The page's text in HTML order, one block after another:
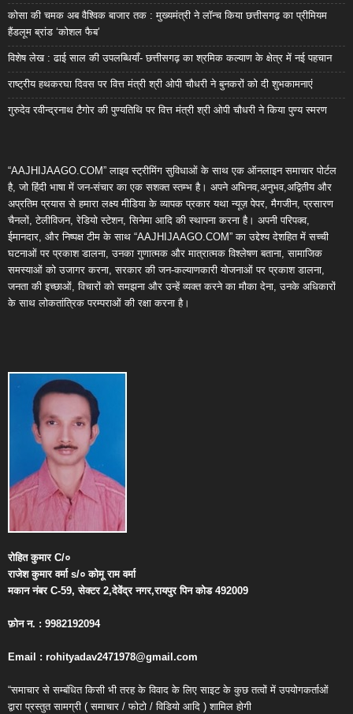
कोसा की चमक अब वैश्विक बाजार तक : मुख्यमंत्री ने लॉन्च किया छत्तीसगढ़ का प्रीमियम
हैंडलूम ब्रांड ‘कोशल फैब’
विशेष लेख : ढाई साल की उपलब्धियाँ- छत्तीसगढ़ का श्रमिक कल्याण के क्षेत्र में नई पहचान
राष्ट्रीय हथकरघा दिवस पर वित्त मंत्री श्री ओपी चौधरी ने बुनकरों को दी शुभकामनाएं
गुरुदेव रवीन्द्रनाथ टैगोर की पुण्यतिथि पर वित्त मंत्री श्री ओपी चौधरी ने किया पुण्य स्मरण
“AAJHIJAAGO.COM” लाइव स्ट्रीमिंग सुविधाओं के साथ एक ऑनलाइन समाचार पोर्टल
है, जो हिंदी भाषा में जन-संचार का एक सशक्त स्तम्भ है। अपने अभिनव,अनुभव,अद्वितीय और
अप्रतिम प्रयास से हमारा लक्ष्य मीडिया के व्यापक प्रकार यथा न्यूज़ पेपर, मैगजीन, प्रसारण
चैनलों, टेलीविजन, रेडियो स्टेशन, सिनेमा आदि की स्थापना करना है। अपनी परिपक्व,
ईमानदार, और निष्पक्ष टीम के साथ “AAJHIJAAGO.COM” का उद्देश्य देशहित में सच्ची
घटनाओं पर प्रकाश डालना, उनका गुणात्मक और मात्रात्मक विश्लेषण बताना, सामाजिक
समस्याओं को उजागर करना, सरकार की जन-कल्याणकारी योजनाओं पर प्रकाश डालना,
जनता की इच्छाओं, विचारों को समझना और उन्हें व्यक्त करने का मौका देना, उनके अधिकारों
के साथ लोकतांत्रिक परम्पराओं की रक्षा करना है।
रोहित कुमारC/०
राजेश कुमार वर्माs/० कोमू राम वर्मा
मकान नंबरC-59,सेक्टर2,देवेंद्र नगर,रायपुर पिन कोड492009
फ़ोन न. : 9982192094
Email : rohityadav2471978@gmail.com
“समाचार से सम्बंधित किसी भी तरह के विवाद के लिए साइट के कुछ तत्वों में उपयोगकर्ताओं
द्वारा प्रस्तुत सामग्री ( समाचार / फोटो / विडियो आदि ) शामिल होगी